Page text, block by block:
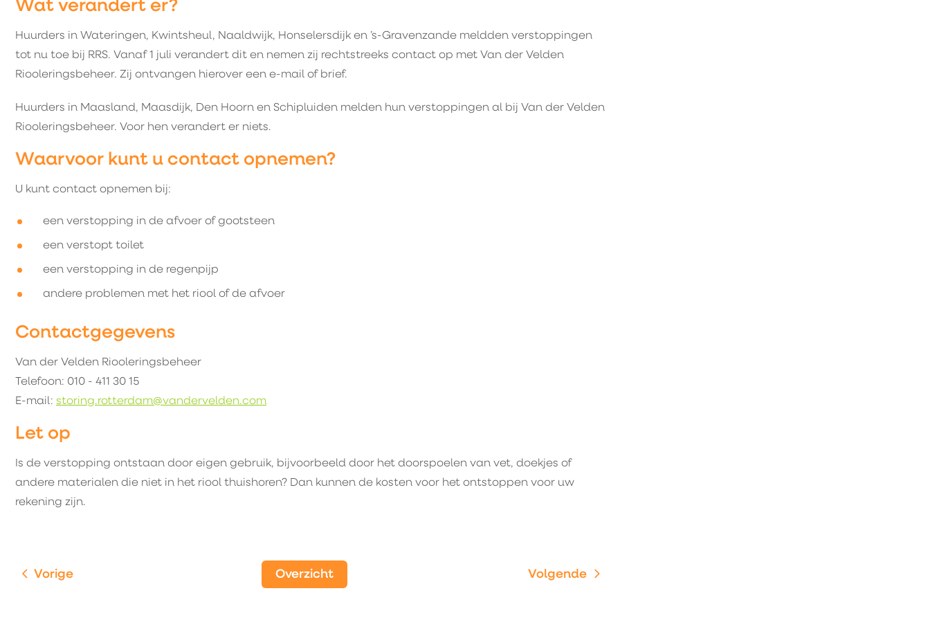
Wat verandert er?
Huurders in Wateringen, Kwintsheul, Naaldwijk, Honselersdijk en ’s-Gravenzande meldden verstoppingen
tot nu toe bij RRS. Vanaf 1 juli verandert dit en nemen zij rechtstreeks contact op met Van der Velden
Riooleringsbeheer. Zij ontvangen hierover een e-mail of brief.
Huurders in Maasland, Maasdijk, Den Hoorn en Schipluiden melden hun verstoppingen al bij Van der Velden
Riooleringsbeheer. Voor hen verandert er niets.
Waarvoor kunt u contact opnemen?
U kunt contact opnemen bij:
een verstopping in de afvoer of gootsteen
een verstopt toilet
een verstopping in de regenpijp
andere problemen met het riool of de afvoer
Contactgegevens
Van der Velden Riooleringsbeheer
Telefoon: 010 - 411 30 15
E-mail: storing.rotterdam@vandervelden.com
Let op
Is de verstopping ontstaan door eigen gebruik, bijvoorbeeld door het doorspoelen van vet, doekjes of
andere materialen die niet in het riool thuishoren? Dan kunnen de kosten voor het ontstoppen voor uw
rekening zijn.
Volgende
Overzicht
Vorige